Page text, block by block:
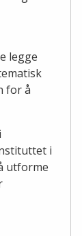
legge
for å
i
utforme